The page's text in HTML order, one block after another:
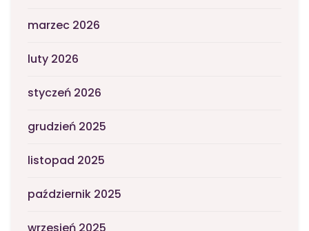
marzec 2026
luty 2026
styczeń 2026
grudzień 2025
listopad 2025
październik 2025